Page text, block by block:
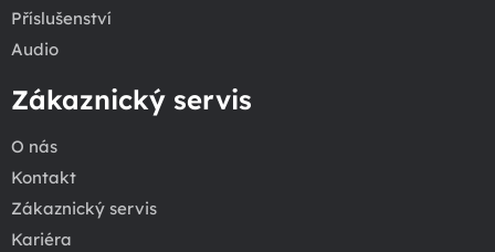
Příslušenství
Audio
Zákaznický servis
O nás
Kontakt
Zákaznický servis
Kariéra